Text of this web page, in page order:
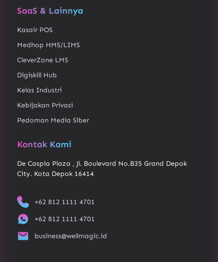
SaaS & Lainnya
Kasair POS
Medhop HMS/LIMS
CleverZone LMS
Digiskill Hub
Kelas Industri
Kebijakan Privasi
Pedoman Media Siber
Kontak Kami
De Caspia Plaza , Jl. Boulevard No.B35 Grand Depok
City. Kota Depok 16414
+62 812 1111 4701
+62 812 1111 4701
business@wellmagic.id